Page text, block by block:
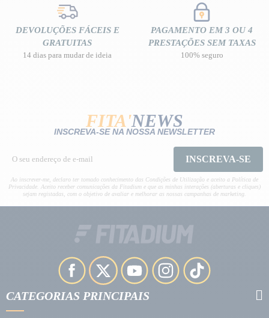
DEVOLUÇÕES FÁCEIS E
GRATUITAS
14 dias para mudar de ideia
PAGAMENTO EM 3 OU 4
PRESTAÇÕES SEM TAXAS
100% seguro
FITA'NEWS
INSCREVA-SE NA NOSSA NEWSLETTER
INSCREVA-SE
Ao inscrever-me, declaro ter tomado conhecimento das Condições de Utilização e aceito a Política de
Privacidade. Aceito receber comunicações da Fitadium e que as minhas interações (aberturas e cliques)
sejam registadas, com o objetivo de avaliar e melhorar as nossas campanhas de marketing.
CATEGORIAS PRINCIPAIS